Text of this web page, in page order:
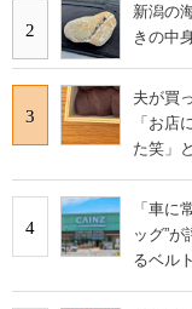
2
新潟の
きの中
3
夫が買
「お店
た笑」
4
「車に
ッグ”
るベル